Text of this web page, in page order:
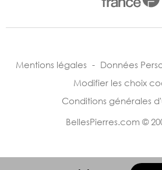
Mentions légales - Données
Modifier les choix
Conditions générales
BellesPierres.com ©